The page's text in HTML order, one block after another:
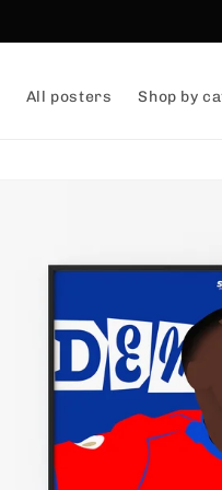
All posters Shop by